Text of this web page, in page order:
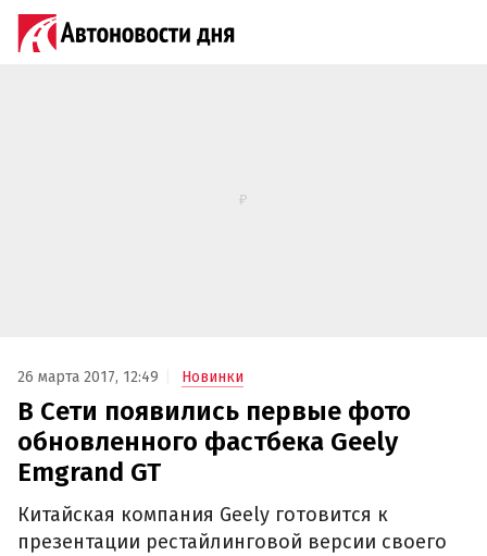
26 марта 2017, 12:49 Новинки
В Сети появились первые фото
обновленного фастбека Geely
Emgrand GT‍
Китайская компания Geely готовится к
презентации рестайлинговой версии своего